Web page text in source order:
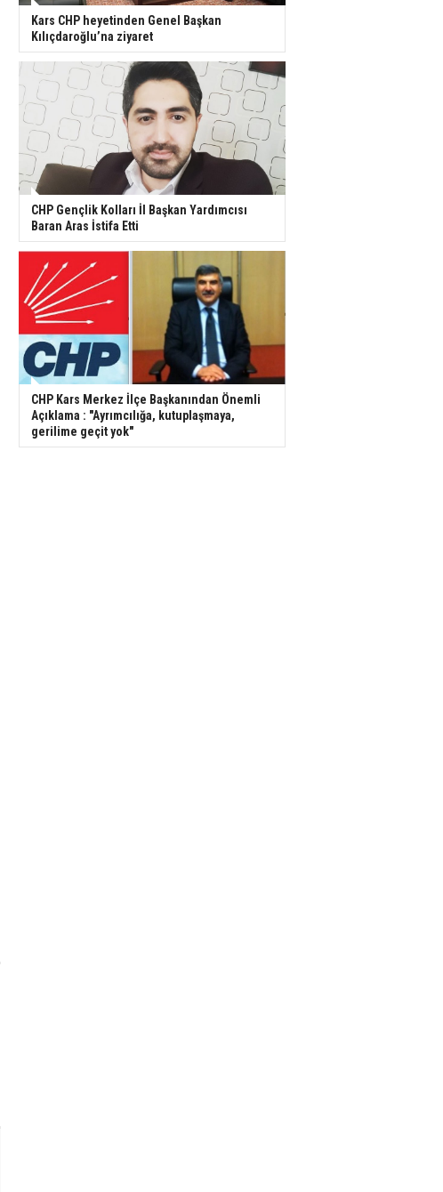
Kars CHP heyetinden Genel Başkan
Kılıçdaroğlu’na ziyaret
CHP Gençlik Kolları İl Başkan Yardımcısı
Baran Aras İstifa Etti
CHP Kars Merkez İlçe Başkanından Önemli
Açıklama : "Ayrımcılığa, kutuplaşmaya,
gerilime geçit yok"